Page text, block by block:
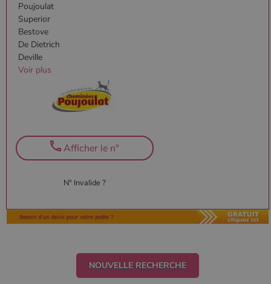
Poujoulat
Superior
Bestove
De Dietrich
Deville
Voir plus
N° Invalide ?
Afficher le n°
NOUVELLE RECHERCHE